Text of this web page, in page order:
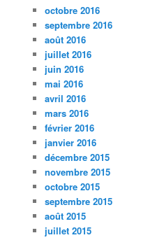
octobre 2016
septembre 2016
août 2016
juillet 2016
juin 2016
mai 2016
avril 2016
mars 2016
février 2016
janvier 2016
décembre 2015
novembre 2015
octobre 2015
septembre 2015
août 2015
juillet 2015